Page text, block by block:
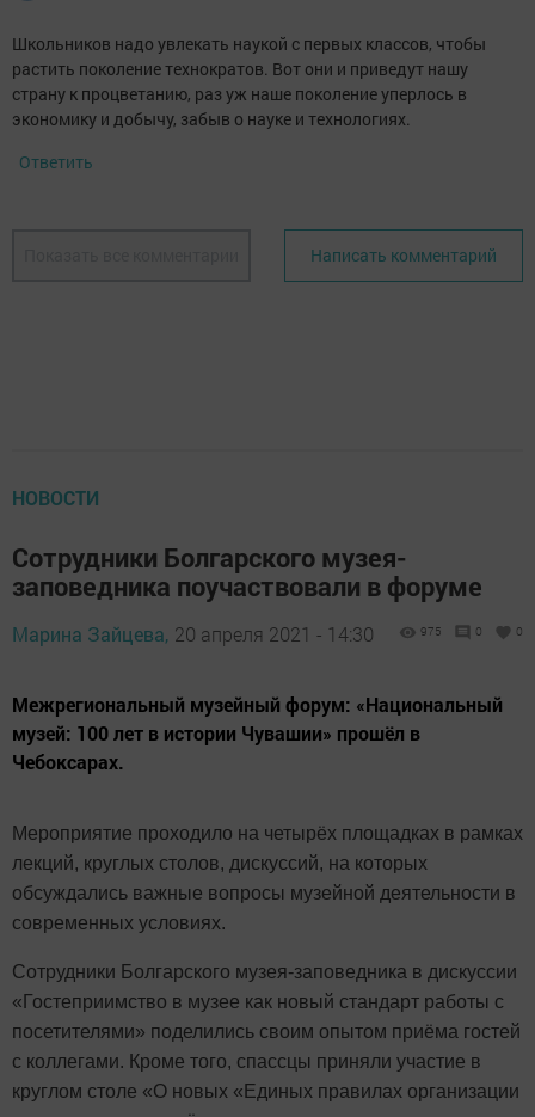
Школьников надо увлекать наукой с первых классов, чтобы
растить поколение технократов. Вот они и приведут нашу
страну к процветанию, раз уж наше поколение уперлось в
экономику и добычу, забыв о науке и технологиях.
Ответить
Написать комментарий
НОВОСТИ
Сотрудники Болгарского музея-
заповедника поучаствовали в форуме
Марина Зайцева, 20 апреля 2021 - 14:30 975 0 0
Межрегиональный музейный форум: «Национальный
музей: 100 лет в истории Чувашии» прошёл в
Чебоксарах.
Мероприятие проходило на четырёх площадках в рамках
лекций, круглых столов, дискуссий, на которых
обсуждались важные вопросы музейной деятельности в
современных условиях.
Сотрудники Болгарского музея-заповедника в дискуссии
«Гостеприимство в музее как новый стандарт работы с
посетителями» поделились своим опытом приёма гостей
с коллегами. Кроме того, спассцы приняли участие в
круглом столе «О новых «Единых правилах организации